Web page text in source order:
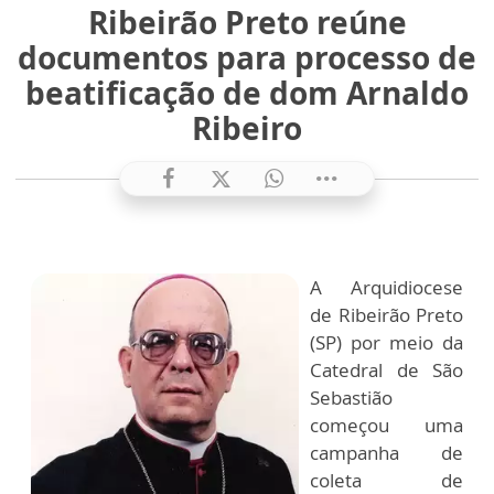
Ribeirão Preto reúne
documentos para processo de
beatificação de dom Arnaldo
Ribeiro
A Arquidiocese
de Ribeirão Preto
(SP) por meio da
Catedral de São
Sebastião
começou uma
campanha de
coleta de